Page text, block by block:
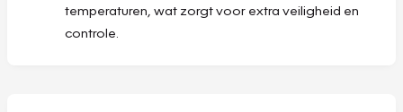
temperaturen, wat zorgt voor extra veiligheid en
controle.